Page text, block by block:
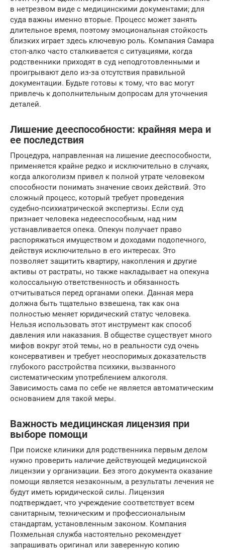
в нетрезвом виде с медицинскими документами; для
суда важны именно вторые. Процесс может занять
длительное время, поэтому эмоциональная стойкость
близких играет здесь ключевую роль. Компания Самара
стоп-алко часто сталкивается с ситуациями, когда
родственники приходят в суд неподготовленными и
проигрывают дело из-за отсутствия правильной
документации. Будьте готовы к тому, что вас могут
привлечь к дополнительным допросам для уточнения
деталей.
Лишение дееспособности: крайняя мера и
ее последствия
Процедура, направленная на лишение дееспособности,
применяется крайне редко и исключительно в случаях,
когда алкоголизм привел к полной утрате человеком
способности понимать значение своих действий. Это
сложный процесс, который требует проведения
судебно-психиатрической экспертизы. Если суд
признает человека недееспособным, над ним
устанавливается опека. Опекун получает право
распоряжаться имуществом и доходами подопечного,
действуя исключительно в его интересах. Это
позволяет защитить квартиру, накопления и другие
активы от растраты, но также накладывает на опекуна
колоссальную ответственность и обязанность
отчитываться перед органами опеки. Данная мера
должна быть тщательно взвешена, так как она
полностью меняет юридический статус человека.
Нельзя использовать этот инструмент как способ
давления или наказания. В обществе существует много
мифов вокруг этой темы, но в реальности суд очень
консервативен и требует неоспоримых доказательств
глубокого расстройства психики, вызванного
систематическим употреблением алкоголя.
Зависимость сама по себе не является автоматическим
основанием для такой меры.
Важность медицинская лицензия при
выборе помощи
При поиске клиники для родственника первым делом
нужно проверить наличие действующей медицинской
лицензии у организации. Без этого документа оказание
помощи является незаконным, а результаты лечения не
будут иметь юридической силы. Лицензия
подтверждает, что учреждение соответствует всем
санитарным, техническим и профессиональным
стандартам, установленным законом. Компания
Похмельная служба настоятельно рекомендует
запрашивать оригинал или заверенную копию